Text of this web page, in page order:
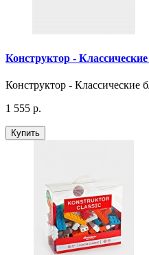
Конструктор -
Конструктор - Классические
1 555 р.
Купить